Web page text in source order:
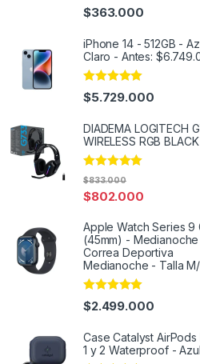
Rated4.91
out of 5
$363.000
iPhone 14 - 512GB -
Claro - Antes:
Rated5.00
out of 5
$5.729.000
DIADEMA LOGITECH
WIRELESS RGB BLACK
Rated5.00
out of 5
$802.000
$833.000
Apple Watch Series 9
(45mm) -
Correa Deportiva
Medianoche - Talla
Rated5.00
out of 5
$2.499.000
Case Catalyst AirPods
1 y 2 Waterproof - Azul